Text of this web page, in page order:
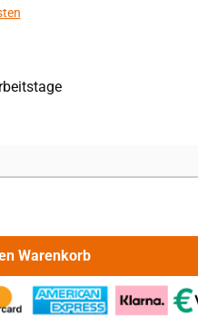
Warenkorb